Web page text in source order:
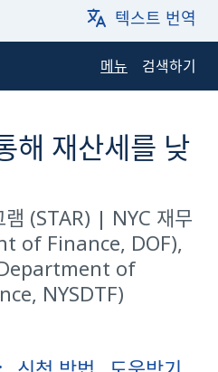
텍스트 번역
메뉴 검색하기
해 재산세를 낮
(STAR) | NYC 재무
of Finance, DOF),
Department of
NYSDTF)